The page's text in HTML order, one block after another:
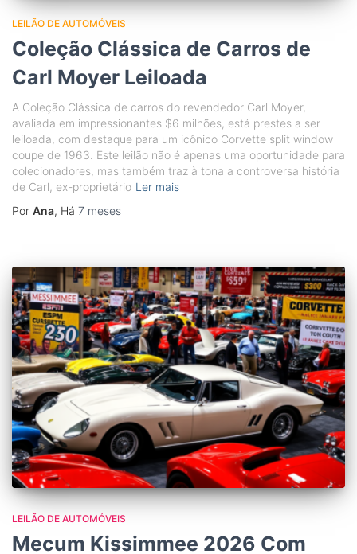
LEILÃO DE AUTOMÓVEIS
Coleção Clássica de Carros de
Carl Moyer Leiloada
A Coleção Clássica de carros do revendedor Carl Moyer,
avaliada em impressionantes $6 milhões, está prestes a ser
leiloada, com destaque para um icônico Corvette split window
coupe de 1963. Este leilão não é apenas uma oportunidade para
colecionadores, mas também traz à tona a controversa história
de Carl, ex-proprietário Ler mais
Por Ana, Há 7 meses
LEILÃO DE AUTOMÓVEIS
Mecum Kissimmee 2026 Com